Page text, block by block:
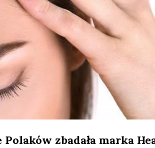
zbadała marka